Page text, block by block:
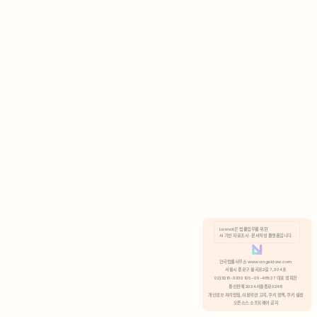
분석 쿠키 허용
Lawvot은 법률업무를 위한
AI 기반 자료조사 · 문서작성 플랫폼입니다.
안국법률사무소 www.anguklaw.com
서울시 종로구 율곡로2길 7, 304호
02)3210-3330 105-05-48527 대표 정희찬
통신판매 2024서울종로0248
개인정보 처리방침, 이용약관 고지, 쿠키 정책, 쿠키 설정
오픈소스 소프트웨어 공지